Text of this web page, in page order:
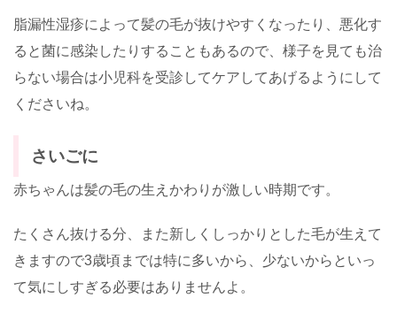
脂漏性湿疹によって髪の毛が抜けやすくなったり、悪化す
ると菌に感染したりすることもあるので、様子を見ても治
らない場合は小児科を受診してケアしてあげるようにして
くださいね。
さいごに
赤ちゃんは髪の毛の生えかわりが激しい時期です。
たくさん抜ける分、また新しくしっかりとした毛が生えて
きますので3歳頃までは特に多いから、少ないからといっ
て気にしすぎる必要はありませんよ。